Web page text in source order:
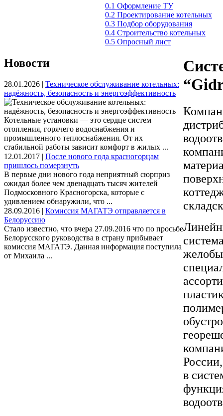
0.1 Оформление ТУ
0.2 Проектирование котельных
0.3 Подбор оборудования
0.4 Строительство котельных
0.5 Опросный лист
Новости
28.01.2026 | Техническое обслуживание котельных:
надёжность, безопасность и энергоэффективность
Котельные установки — это сердце систем
отопления, горячего водоснабжения и
промышленного теплоснабжения. От их
стабильной работы зависит комфорт в жилых ...
12.01.2017 | После нового года красногорцам
пришлось померзнуть
В первые дни нового года неприятный сюрприз
ожидал более чем двенадцать тысяч жителей
Подмосковного Красногорска, которые с
удивлением обнаружили, что ...
28.09.2016 | Комиссия МАГАТЭ отправляется в
Белоруссию
Стало известно, что вчера 27.09.2016 что по просьбе
Белорусского руководства в страну прибывает
комиссия МАГАТЭ. Данная информация поступила
от Михаила ...
в